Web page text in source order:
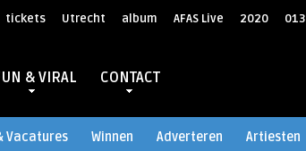
tickets Utrecht album AFAS Live 2020 013
& VIRAL CONTACT
Vacatures Winnen Adverteren Artiesten